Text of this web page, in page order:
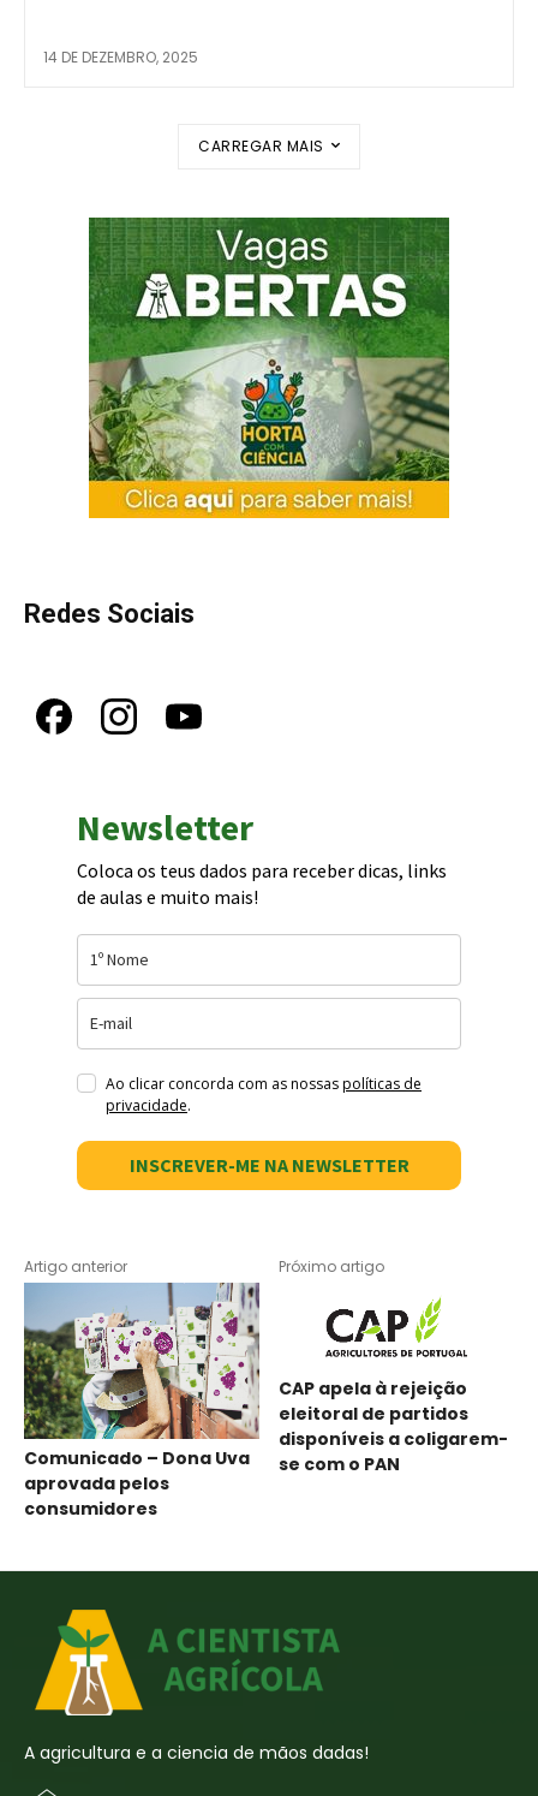
14 DE DEZEMBRO, 2025
CARREGAR MAIS
Redes Sociais
Newsletter
Coloca os teus dados para receber dicas, links
de aulas e muito mais!
Ao clicar concorda com as nossaspolíticas de
privacidade.
INSCREVER-ME NA NEWSLETTER
Artigo anterior
Comunicado – Dona Uva
aprovada pelos
consumidores
Próximo artigo
CAP apela à rejeição
eleitoral de partidos
disponíveis a coligarem-
se com o PAN
A agricultura e a ciencia de mãos dadas!